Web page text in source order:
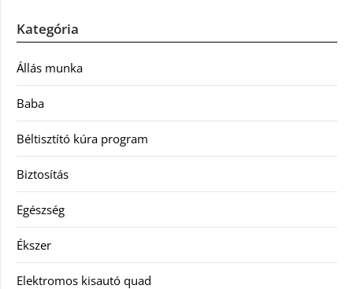
Kategória
Állás munka
Baba
Béltisztító kúra program
Biztosítás
Egészség
Ékszer
Elektromos kisautó quad